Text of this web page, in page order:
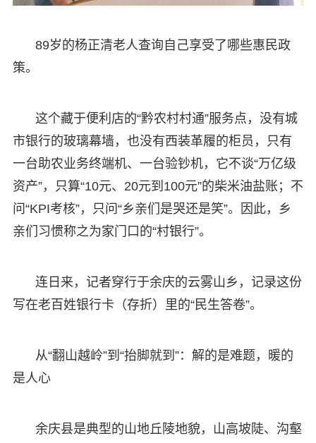
89岁的杨正清老人查询自己享受了哪些惠民政
策。
这个藏于便利店的“黔农村村通”服务点，没有城
市银行的玻璃幕墙，也没有西装革履的柜员，只有
一台助农业务终端机、一台验钞机，它不谈“万亿级
资产”，只算“10元、20元到100元”的柴米油盐账；不
问“KPI考核”，只问“乡亲们是哭还是笑”。因此，乡
亲们习惯称之为家门口的“村银行”。
连日来，记者穿行于余庆的云雾山乡，记录这份
写在老百姓银行卡（存折）里的“民生答卷”。
从“翻山越岭”到“抬脚就到”：解的是难题，暖的
是人心
余庆县是典型的山地丘陵地貌，山高坡陡、沟壑